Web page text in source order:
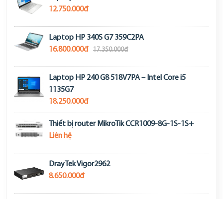
12.750.000đ
Laptop HP 340S G7 359C2PA
16.800.000đ
17.350.000đ
Laptop HP 240 G8 518V7PA – Intel Core i5
1135G7
18.250.000đ
Thiết bị router MikroTik CCR1009-8G-1S-1S+
Liên hệ
DrayTek Vigor2962
8.650.000đ